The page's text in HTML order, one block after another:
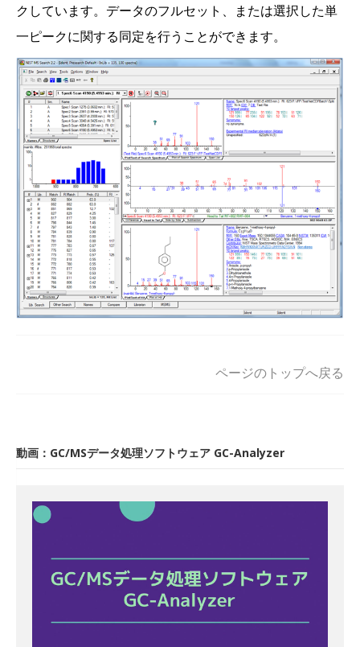
クしています。データのフルセット、または選択した単
一ピークに関する同定を行うことができます。
ページのトップへ戻る
動画：GC/MSデータ処理ソフトウェア GC-Analyzer